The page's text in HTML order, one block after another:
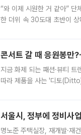
“와 이제 시원한 거 같아” 단
한 더위 속 30도대 초반이 상
콘서트 갈 때 응원봉만
지금 화제 되는 패션·뷰티
따라 제품을 사는 '디토
서울시, 정부에 정비사
명노준 주택실장, 재개발·재